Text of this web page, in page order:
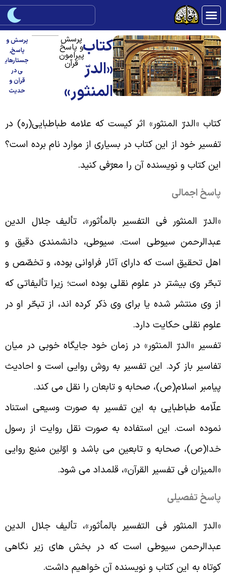
کتاب
«الدرّ
المنثور»
پرسش
و پاسخ
پیرامون
قرآن
پرسش و
پاسخ,
جستارهای
ی در
قرآن و
حدیث
«الدرّ المنثور» اثر کیست که علامه طباطبایی(ره) در
خود از این کتاب در بسیاری از موارد نام برده است؟
کتاب و نویسنده آن را معرّفی کنید.
اجمالی
الدرّ المنثور فى التفسیر بالمأثور»، تألیف جلال الدین
سیوطى است. سیوطی، دانشمندى دقیق و
تحقیق است که داراى آثار فراوانى بوده، و تخصّص و
وى بیشتر در علوم نقلى بوده است؛ زیرا تألیفاتى که
وى منتشر شده یا براى وى ذکر کرده اند، از تبحّر او در
نقلى حکایت دارد.
«الدرّ المنثور» در زمان خود جایگاه خوبى در میان
باز کرد. این تفسیر به روش روایى است و احادیث
اسلام(ص)، صحابه و تابعان را نقل می کند.
طباطبایی به این تفسیر به صورت وسیعى استناد
است. این استفاده به صورت نقل روایت از رسول
صحابه و تابعین می باشد و اوّلین منبع روایى
فی تفسیر القرآن»، قلمداد می شود.
تفصیلی
الدرّ المنثور فى التفسیر بالمأثور»، تألیف جلال الدین
سیوطى است که در بخش های زیر نگاهی
به این کتاب و نویسنده آن خواهیم داشت.